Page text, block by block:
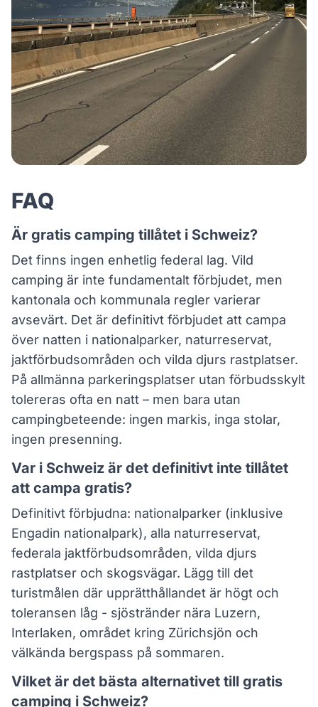
FAQ
Är gratis camping tillåtet i Schweiz?
Det finns ingen enhetlig federal lag. Vild
camping är inte fundamentalt förbjudet, men
kantonala och kommunala regler varierar
avsevärt. Det är definitivt förbjudet att campa
över natten i nationalparker, naturreservat,
jaktförbudsområden och vilda djurs rastplatser.
På allmänna parkeringsplatser utan förbudsskylt
tolereras ofta en natt – men bara utan
campingbeteende: ingen markis, inga stolar,
ingen presenning.
Var i Schweiz är det definitivt inte tillåtet
att campa gratis?
Definitivt förbjudna: nationalparker (inklusive
Engadin nationalpark), alla naturreservat,
federala jaktförbudsområden, vilda djurs
rastplatser och skogsvägar. Lägg till det
turistmålen där upprätthållandet är högt och
toleransen låg - sjöstränder nära Luzern,
Interlaken, området kring Zürichsjön och
välkända bergspass på sommaren.
Vilket är det bästa alternativet till gratis
camping i Schweiz?